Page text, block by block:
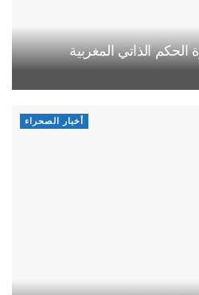
الحكم الذاتي المغربية
أخبار الصحراء